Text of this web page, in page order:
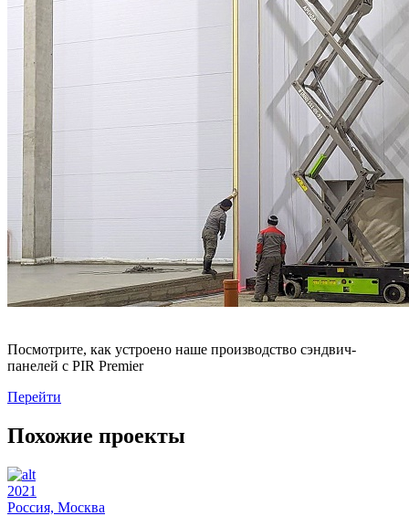
Посмотрите, как устроено наше производство сэндвич-
панелей с PIR Premier
Перейти
Похожие проекты
2021
Россия, Москва